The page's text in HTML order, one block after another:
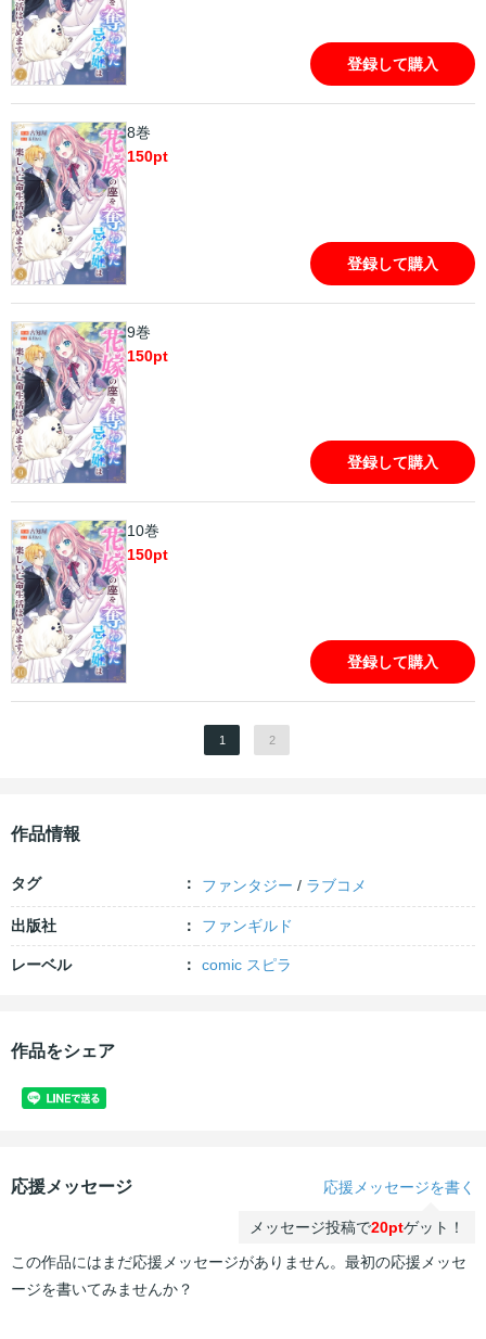
登録して購入
8巻
150pt
登録して購入
9巻
150pt
登録して購入
10巻
150pt
登録して購入
1 2
作品情報
タグ ファンタジー / ラブコメ
出版社 ファンギルド
レーベル comic スピラ
作品をシェア
応援メッセージ 応援メッセージを書く
メッセージ投稿で20ptゲット！
この作品にはまだ応援メッセージがありません。最初の応援メッセ
ージを書いてみませんか？